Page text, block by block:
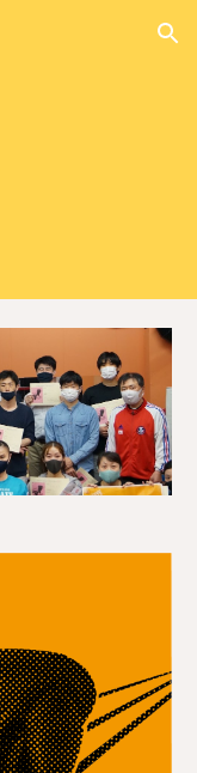
Skip to navigation